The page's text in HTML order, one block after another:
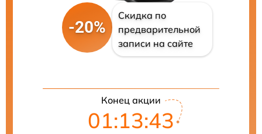
-20%
Скидка по
предварительной
записи на сайте
Конец акции
01:13:42